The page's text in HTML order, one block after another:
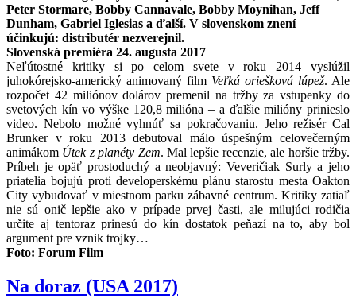
Peter Stormare, Bobby Cannavale, Bobby Moynihan, Jeff
Dunham, Gabriel Iglesias a ďalší. V slovenskom znení
účinkujú: distributér nezverejnil.
Slovenská premiéra 24. augusta 2017
Neľútostné kritiky si po celom svete v roku 2014 vyslúžil
juhokórejsko-americký animovaný film Veľká oriešková lúpež. Ale
rozpočet 42 miliónov dolárov premenil na tržby za vstupenky do
svetových kín vo výške 120,8 milióna – a ďalšie milióny prinieslo
video. Nebolo možné vyhnúť sa pokračovaniu. Jeho režisér Cal
Brunker v roku 2013 debutoval málo úspešným celovečerným
animákom Útek z planéty Zem. Mal lepšie recenzie, ale horšie tržby.
Príbeh je opäť prostoduchý a neobjavný: Veveričiak Surly a jeho
priatelia bojujú proti developerskému plánu starostu mesta Oakton
City vybudovať v miestnom parku zábavné centrum. Kritiky zatiaľ
nie sú onič lepšie ako v prípade prvej časti, ale milujúci rodičia
určite aj tentoraz prinesú do kín dostatok peňazí na to, aby bol
argument pre vznik trojky…
Foto: Forum Film
Na doraz (USA 2017)